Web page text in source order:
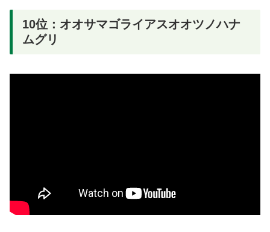
10位：オオサマゴライアスオオツノハナ
ムグリ